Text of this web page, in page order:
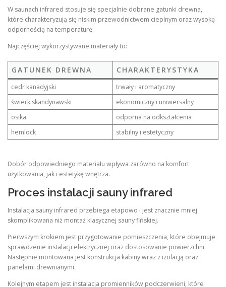
W saunach infrared stosuje się specjalnie dobrane gatunki drewna,
które charakteryzują się niskim przewodnictwem cieplnym oraz wysoką
odpornością na temperaturę.
Najczęściej wykorzystywane materiały to:
GATUNEK DREWNA CHARAKTERYSTYKA
cedr kanadyjski
trwały i aromatyczny
świerk skandynawski
ekonomiczny i uniwersalny
osika
odporna na odkształcenia
hemlock
stabilny i estetyczny
Dobór odpowiedniego materiału wpływa zarówno na komfort
użytkowania, jak i estetykę wnętrza.
Proces instalacji sauny infrared
Instalacja sauny infrared przebiega etapowo i jest znacznie mniej
skomplikowana niż montaż klasycznej sauny fińskiej.
Pierwszym krokiem jest przygotowanie pomieszczenia, które obejmuje
sprawdzenie instalacji elektrycznej oraz dostosowanie powierzchni.
Następnie montowana jest konstrukcja kabiny wraz z izolacją oraz
panelami drewnianymi.
Kolejnym etapem jest instalacja promienników podczerwieni, które